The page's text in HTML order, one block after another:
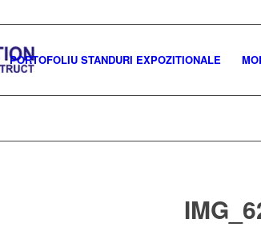
PORTOFOLIU STANDURI EXPOZITIONALE